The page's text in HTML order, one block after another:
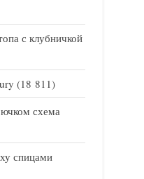
с клубничкой
(18 811)
схема
спицами